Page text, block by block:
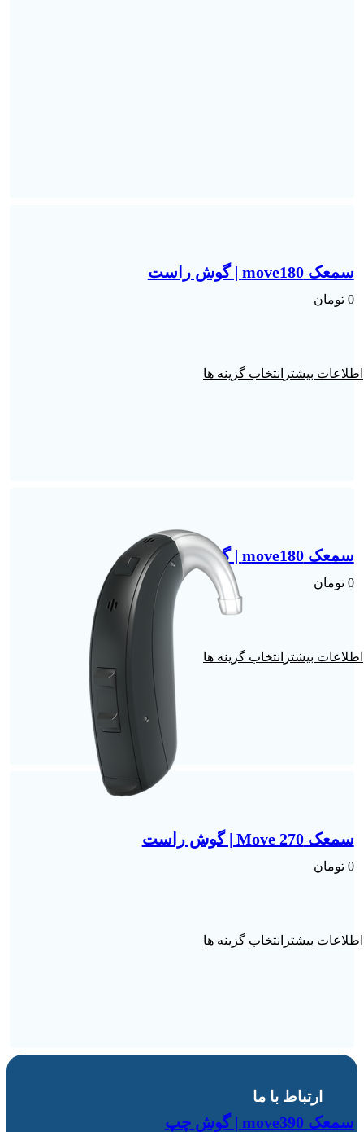
سمعک move180 | گوش راست
0 تومان
انتخاب گزینه ها
سمعک move180 | گوش چپ
0 تومان
انتخاب گزینه ها
سمعک Move 270 | گوش راست
0 تومان
انتخاب گزینه ها
سمعک move390 | گوش چپ
ارتباط با ما